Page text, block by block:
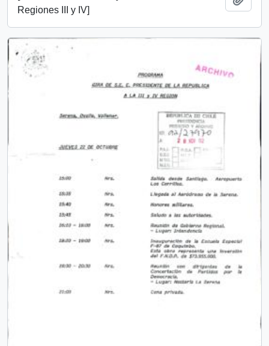
Regiones III y IV]